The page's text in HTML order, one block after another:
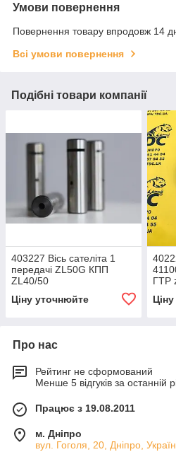
Умови повернення
Повернення товару впродовж 14
Всі умови повернення
Подібні товари компанії
403227 Вісь сателіта 1
передачі ZL50G КПП
ZL40/50
Ціну уточнюйте
ГТР
Про нас
Рейтинг не сформований
Менше 5 відгуків за останній
Працює з 19.08.2011
м. Дніпро
вул. Гоголя, 20, Дніпро,